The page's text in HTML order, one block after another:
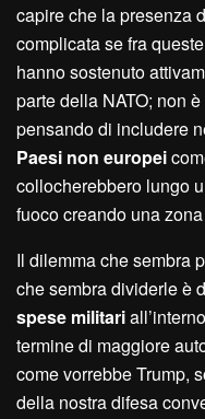
capire che la presenza
complicata se fra
hanno sostenuto
parte della NATO; non
pensando di includere
Paesi non europei
collocherebbero lungo
fuoco creando una
Il dilemma che sembra
che sembra dividerle è
spese militari
termine di maggiore
come vorrebbe Trump,
della nostra difesa